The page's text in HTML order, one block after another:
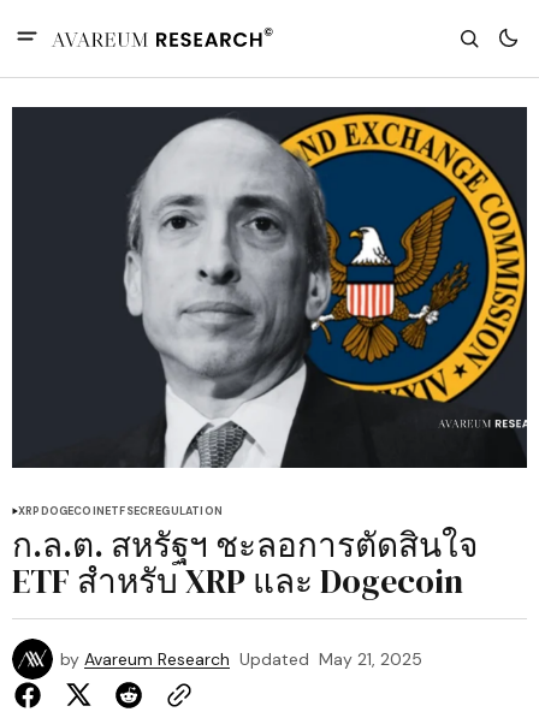
XRPDOGECOINETFSECREGULATION
ก.ล.ต. สหรัฐฯ ชะลอการตัดสินใจ
ETF สำหรับ XRP และ Dogecoin
by Avareum Research Updated May 21, 2025